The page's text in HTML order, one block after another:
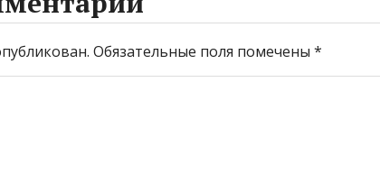
Обязательные поля помечены *